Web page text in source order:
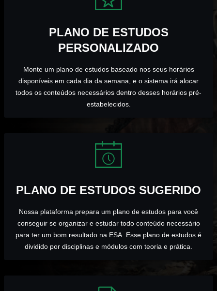
PLANO DE ESTUDOS
PERSONALIZADO
Monte um plano de estudos baseado nos seus horários
disponíveis em cada dia da semana, e o sistema irá alocar
todos os conteúdos necessários dentro desses horários pré-
estabelecidos.
PLANO DE ESTUDOS SUGERIDO
Nossa plataforma prepara um plano de estudos para você
conseguir se organizar e estudar todo conteúdo necessário
para ter um bom resultado na ESA. Esse plano de estudos é
dividido por disciplinas e módulos com teoria e prática.